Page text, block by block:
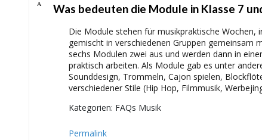
A Was bedeuten die Module in Klasse 7
Die Module stehen für musikpraktische Wochen,
gemischt in verschiedenen Gruppen gemeinsam
sechs Modulen zwei aus und werden dann in
praktisch arbeiten. Als Module gab es unter
Sounddesign, Trommeln, Cajon spielen,
verschiedener Stile (Hip Hop, Filmmusik,
Kategorien: FAQs Musik
Permalink